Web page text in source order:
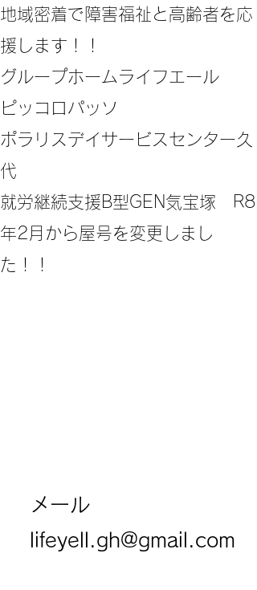
地域密着で障害福祉と高齢者を応
援します！！
グループホームライフエール
ピッコロパッソ
ポラリスデイサービスセンター久
代
​就労継続支援B型GEN気宝塚 R8
年2月から屋号を変更しまし
た！！
メール
lifeyell.gh@gmail.com